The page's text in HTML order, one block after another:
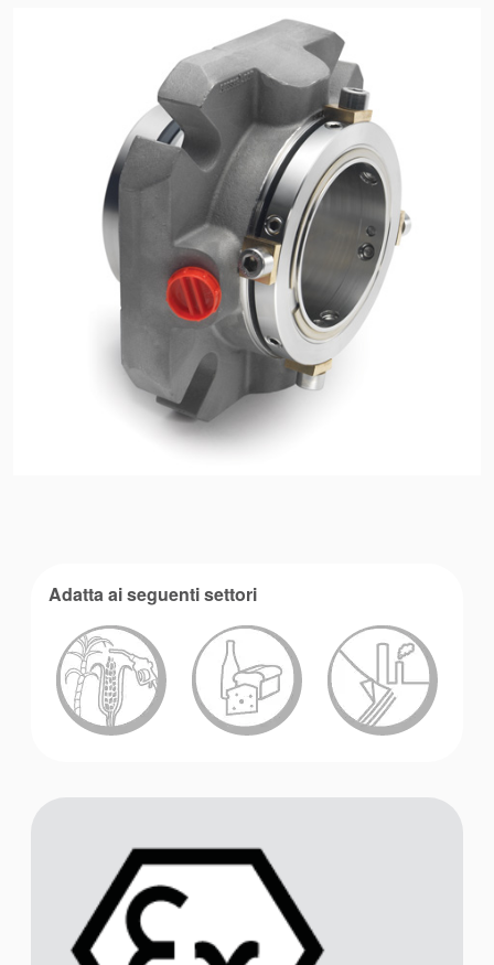
Accademia
brochure prodotto
Adatta ai seguenti settori